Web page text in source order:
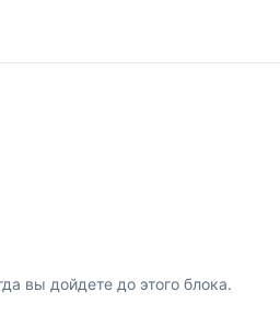
вы дойдете до этого блока.